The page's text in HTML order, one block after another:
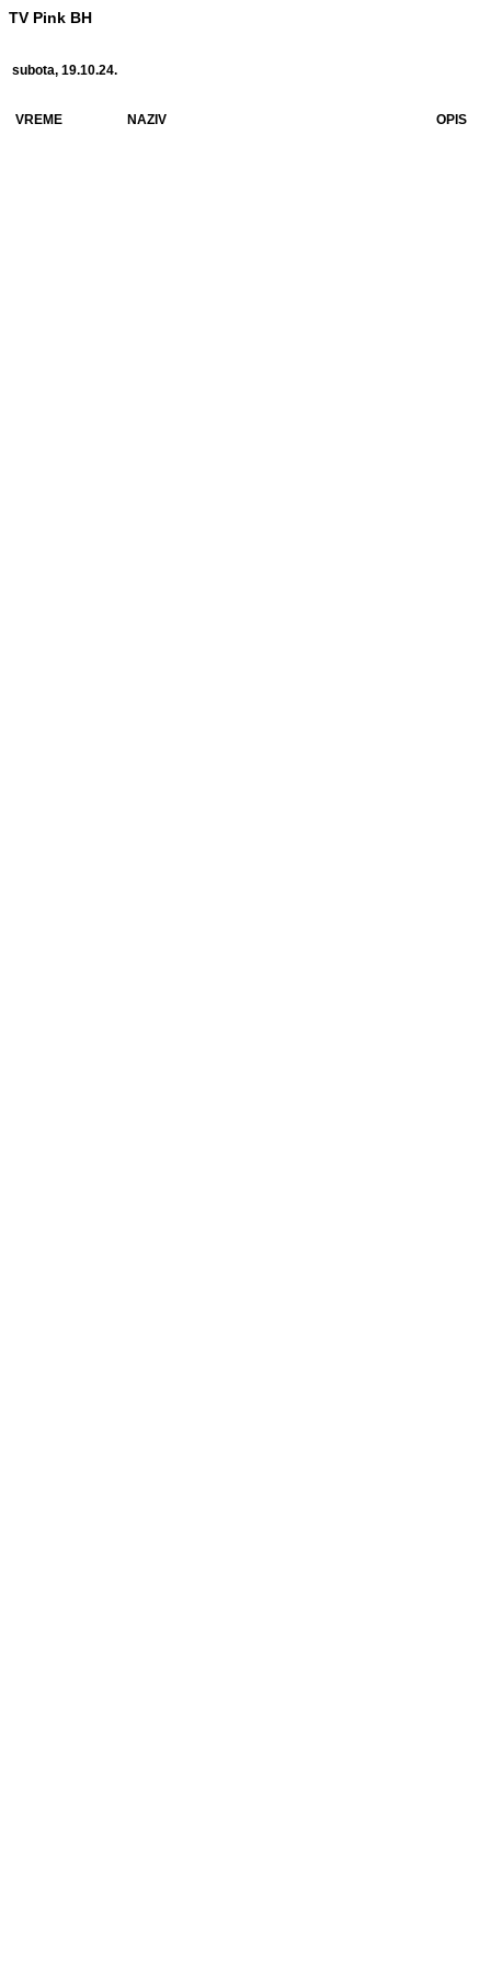
TV Pink BH
subota, 19.10.24.
VREME NAZIV OPIS